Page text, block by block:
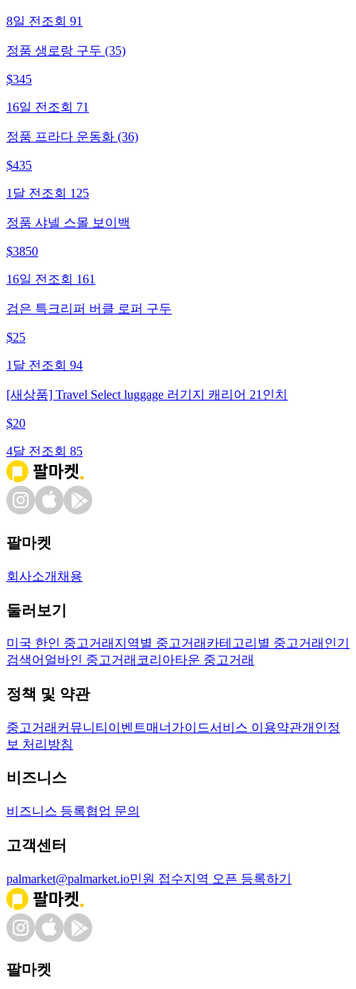
8일 전 조회 91
정품 생로랑 구두 (35)
$345
16일 전 조회 71
정품 프라다 운동화 (36)
$435
1달 전 조회 125
정품 샤넬 스몰 보이백
$3850
16일 전 조회 161
검은 특크리퍼 버클 로퍼 구두
$25
1달 전 조회 94
[새상품] Travel Select luggage 러기지 캐리어 21인치
$20
4달 전 조회 85
팔마켓
회사소개 채용
둘러보기
미국 한인 중고거래 지역별 중고거래 카테고리별 중고거래 인기
검색어 얼바인 중고거래 코리아타운 중고거래
정책 및 약관
중고거래 커뮤니티 이벤트매너가이드서비스 이용약관개인정
보 처리방침
비즈니스
비즈니스 등록협업 문의
고객센터
palmarket@palmarket.io민원 접수지역 오픈 등록하기
팔마켓